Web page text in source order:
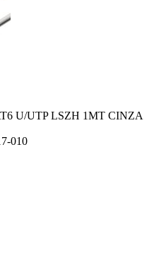
U/UTP LSZH 1MT CINZA
010